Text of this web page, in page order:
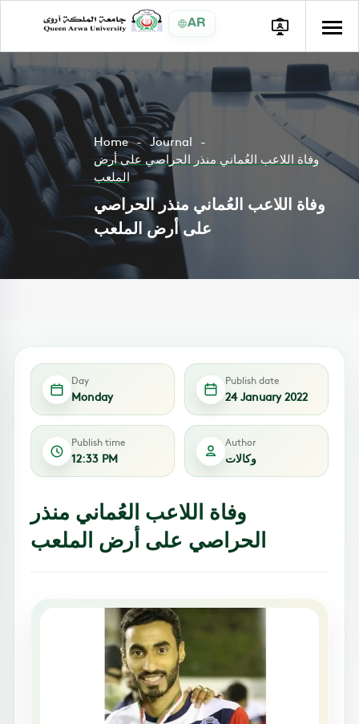
AR
Home
Journal
وفاة اللاعب العُماني منذر الحراصي على أرض
الملعب
وفاة اللاعب العُماني منذر الحراصي
على أرض الملعب
Day
Monday
Publish date
24 January 2022
Publish time
12:33 PM
Author
وكالات
وفاة اللاعب العُماني منذر
الحراصي على أرض الملعب